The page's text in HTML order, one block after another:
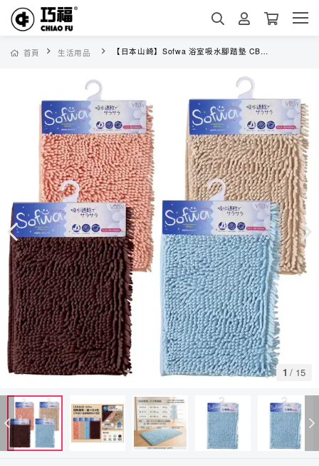
首頁 生活用品 【日本山崎】Sofwa 浴室吸水腳踏墊 CB-310 (S/M/L任選)
1 / 15